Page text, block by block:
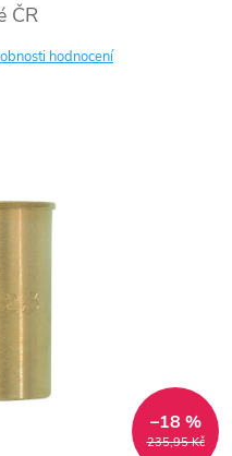
ČR
hodnocení
235,95 Kč
–18 %